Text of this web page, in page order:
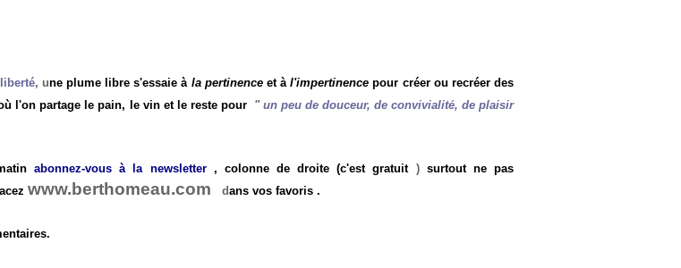
, une plume libre s'essaie à la pertinenceet àl'impertinence pour créer ou recréer des
l'on partage le pain, le vin et le reste pour "un peu de douceur, de convivialité, de plaisir
abonnez-vous à la newsletter, colonne de droite (c'est gratuit) surtout ne pas
www.berthomeau.com dans vos favoris .